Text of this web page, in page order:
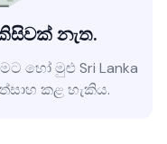
නැත.
හෝ මුළු Sri Lanka
කළ හැකිය.